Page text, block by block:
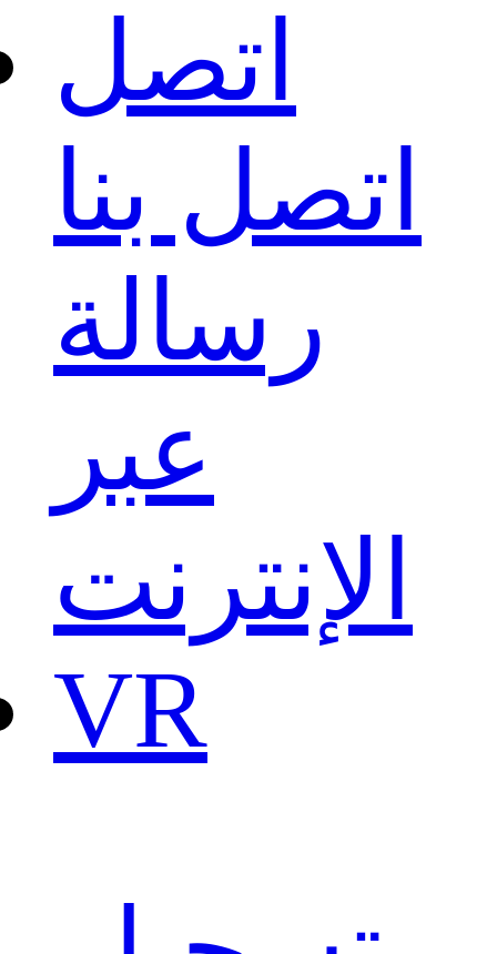
اتصل
اتصل بنا
رسالة
عبر
الإنترنت
VR